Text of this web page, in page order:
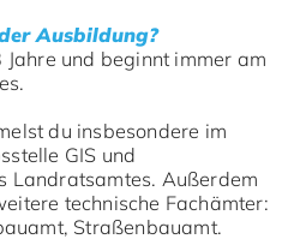
Ausbildung?
und beginnt immer am
du insbesondere im
GIS und
Landratsamtes. Außerdem
technische Fachämter:
Straßenbauamt.